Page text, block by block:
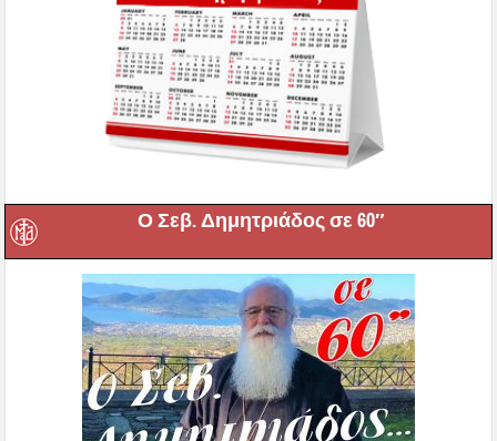
Ο Σεβ. Δημητριάδος σε 60″